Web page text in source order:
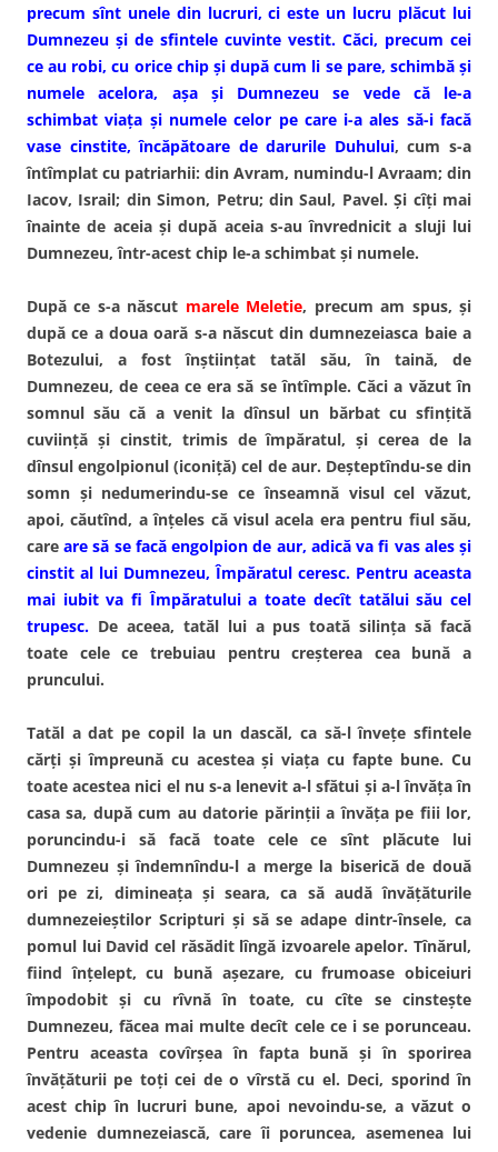
precum sînt unele din lucruri, ci este un lucru plăcut lui
Dumnezeu şi de sfintele cuvinte vestit. Căci, precum cei
ce au robi, cu orice chip şi după cum li se pare, schimbă şi
numele acelora, aşa şi Dumnezeu se vede că le-a
schimbat viaţa şi numele celor pe care i-a ales să-i facă
vase cinstite, încăpătoare de darurile Duhului, cum s-a
întîmplat cu patriarhii: din Avram, numindu-l Avraam; din
Iacov, Israil; din Simon, Petru; din Saul, Pavel. Şi cîţi mai
înainte de aceia şi după aceia s-au învrednicit a sluji lui
Dumnezeu, într-acest chip le-a schimbat şi numele.
După ce s-a născut marele Meletie, precum am spus, şi
după ce a doua oară s-a născut din dumnezeiasca baie a
Botezului, a fost înştiinţat tatăl său, în taină, de
Dumnezeu, de ceea ce era să se întîmple. Căci a văzut în
somnul său că a venit la dînsul un bărbat cu sfinţită
cuviinţă şi cinstit, trimis de împăratul, şi cerea de la
dînsul engolpionul (iconiţă) cel de aur. Deşteptîndu-se din
somn şi nedumerindu-se ce înseamnă visul cel văzut,
apoi, căutînd, a înţeles că visul acela era pentru fiul său,
careare să se facă engolpion de aur, adică va fi vas ales şi
cinstit al lui Dumnezeu, Împăratul ceresc. Pentru aceasta
mai iubit va fi Împăratului a toate decît tatălui său cel
trupesc. De aceea, tatăl lui a pus toată silinţa să facă
toate cele ce trebuiau pentru creşterea cea bună a
pruncului.
Tatăl a dat pe copil la un dascăl, ca să-l înveţe sfintele
cărţi şi împreună cu acestea şi viaţa cu fapte bune. Cu
toate acestea nici el nu s-a lenevit a-l sfătui şi a-l învăţa în
casa sa, după cum au datorie părinţii a învăţa pe fiii lor,
poruncindu-i să facă toate cele ce sînt plăcute lui
Dumnezeu şi îndemnîndu-l a merge la biserică de două
ori pe zi, dimineaţa şi seara, ca să audă învăţăturile
dumnezeieştilor Scripturi şi să se adape dintr-însele, ca
pomul lui David cel răsădit lîngă izvoarele apelor. Tînărul,
fiind înţelept, cu bună aşezare, cu frumoase obiceiuri
împodobit şi cu rîvnă în toate, cu cîte se cinsteşte
Dumnezeu, făcea mai multe decît cele ce i se porunceau.
Pentru aceasta covîrşea în fapta bună şi în sporirea
învăţăturii pe toţi cei de o vîrstă cu el. Deci, sporind în
acest chip în lucruri bune, apoi nevoindu-se, a văzut o
vedenie dumnezeiască, care îi poruncea, asemenea lui